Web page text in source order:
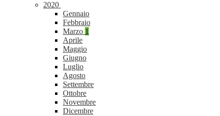
2020
Gennaio
Febbraio
Marzo 1
Aprile
Maggio
Giugno
Luglio
Agosto
Settembre
Ottobre
Novembre
Dicembre